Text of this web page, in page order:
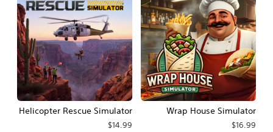
Wrap House Simulator
$16.99
Helicopter Rescue Simulator
$14.99